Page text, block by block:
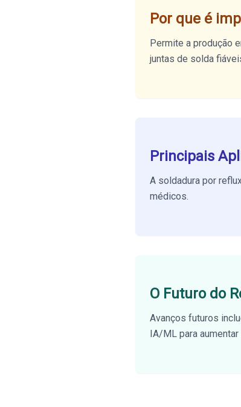
Por que é
Permite a produção
juntas de solda
Principais
A soldadura por
médicos.
O Futuro do
Avanços futuros
IA/ML para